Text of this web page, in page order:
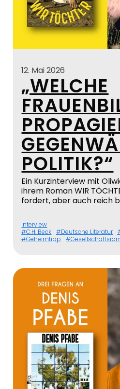
12. Mai 2026
„WELCHE
POLITIK?“
Ein Kurzinterview mit
ihrem Roman WIR
fordert, aber auch reich
Interview
C.H. Beck
Deutsche Literatur
Geheimtipp